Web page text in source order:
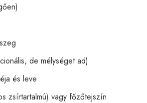
de mélységet ad)
és leve
zsírtartalmú) vagy főzőtejszín